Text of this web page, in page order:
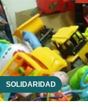
SOLIDARIDAD